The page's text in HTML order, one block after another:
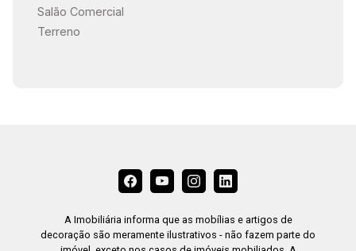
Salão Comercial
Terreno
A Imobiliária informa que as mobílias e artigos de
decoração são meramente ilustrativos - não fazem parte do